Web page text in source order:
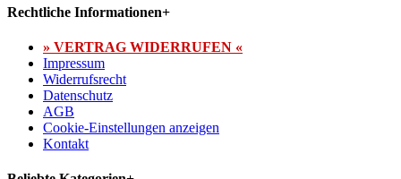
Rechtliche Informationen+
» VERTRAG WIDERRUFEN «
Impressum
Widerrufsrecht
Datenschutz
AGB
Cookie-Einstellungen anzeigen
Kontakt